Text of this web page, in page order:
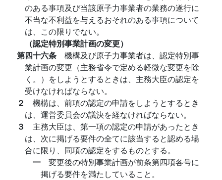
のある事項及び当該原子力事業者の業務の遂行に
不当な不利益を与えるおそれのある事項について
は、この限りでない。
（認定特別事業計画の変更）
第四十六条 機構及び原子力事業者は、認定特別事
業計画の変更（主務省令で定める軽微な変更を除
く。）をしようとするときは、主務大臣の認定を
受けなければならない。
２ 機構は、前項の認定の申請をしようとするとき
は、運営委員会の議決を経なければならない。
３ 主務大臣は、第一項の認定の申請があったとき
は、次に掲げる要件の全てに該当すると認める場
合に限り、同項の認定をするものとする。
一 変更後の特別事業計画が前条第四項各号に
掲げる要件を満たしていること。